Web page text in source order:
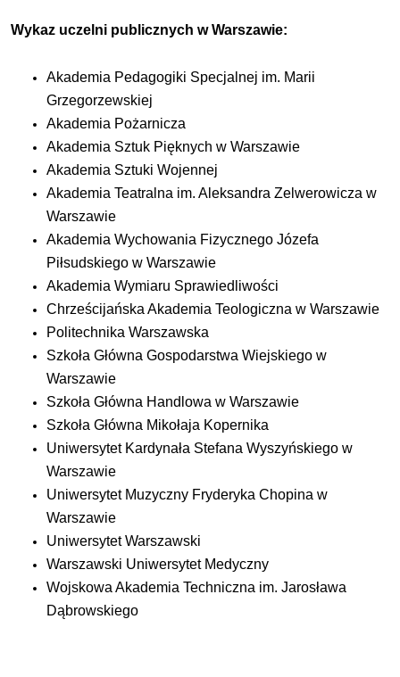
Wykaz uczelni publicznych w Warszawie:
Akademia Pedagogiki Specjalnej im. Marii
Grzegorzewskiej
Akademia Pożarnicza
Akademia Sztuk Pięknych w Warszawie
Akademia Sztuki Wojennej
Akademia Teatralna im. Aleksandra Zelwerowicza w
Warszawie
Akademia Wychowania Fizycznego Józefa
Piłsudskiego w Warszawie
Akademia Wymiaru Sprawiedliwości
Chrześcijańska Akademia Teologiczna w Warszawie
Politechnika Warszawska
Szkoła Główna Gospodarstwa Wiejskiego w
Warszawie
Szkoła Główna Handlowa w Warszawie
Szkoła Główna Mikołaja Kopernika
Uniwersytet Kardynała Stefana Wyszyńskiego w
Warszawie
Uniwersytet Muzyczny Fryderyka Chopina w
Warszawie
Uniwersytet Warszawski
Warszawski Uniwersytet Medyczny
Wojskowa Akademia Techniczna im. Jarosława
Dąbrowskiego